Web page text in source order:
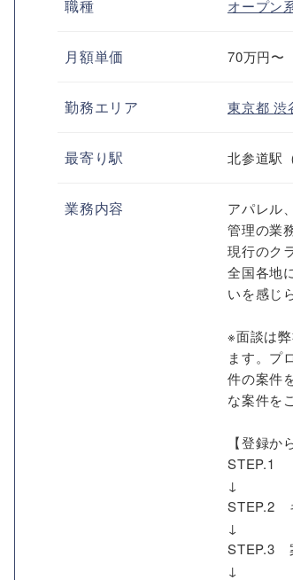
職種 オープン
月額単価 70万円〜
勤務エリア 東京都渋
最寄り駅 北参道駅
業務内容
アパレル
管理の業
現行のク
全国各地
いを感じ
※面談は
ます。プ
件の案件
な案件を
【登録か
STEP.1
↓
STEP.2
↓
STEP.3
↓